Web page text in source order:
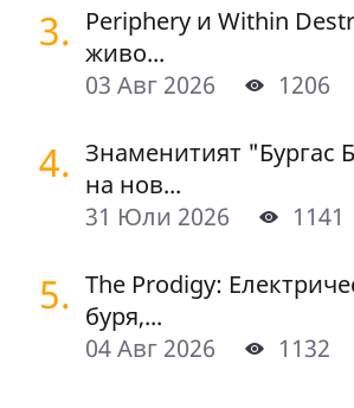
3. Periphery и Within
живо...
03 Авг 2026
1206
4. Знаменитият "Бургас
на нов...
31 Юли 2026
1141
5. The Prodigy:
буря,...
04 Авг 2026
1132